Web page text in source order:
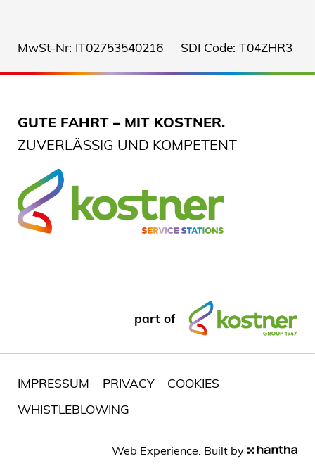
MwSt-Nr: IT02753540216 SDI Code: T04ZHR3
GUTE FAHRT – MIT KOSTNER.
ZUVERLÄSSIG UND KOMPETENT
part of
IMPRESSUM PRIVACY
COOKIES
WHISTLEBLOWING
Web Experience. Built by